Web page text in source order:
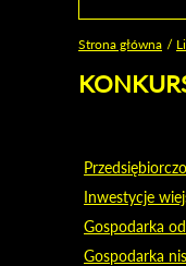
Strona główna
Inwestycje
Gospodarka
Gospodarka